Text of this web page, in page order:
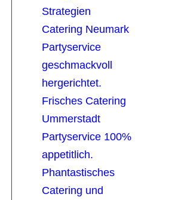
Strategien
Catering Neumark
Partyservice
geschmackvoll
hergerichtet.
Frisches Catering
Ummerstadt
Partyservice 100%
appetitlich.
Phantastisches
Catering und